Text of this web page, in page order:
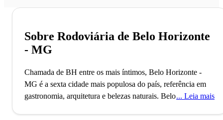
Sobre Rodoviária de Belo Horizonte
- MG
Chamada de BH entre os mais íntimos, Belo Horizonte -
MG é a sexta cidade mais populosa do país, referência em
gastronomia, arquitetura e belezas naturais. Belo Horizonte,
Leia mais